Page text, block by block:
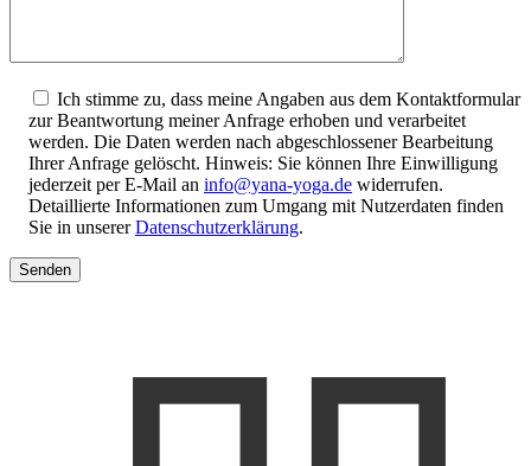
Ich stimme zu, dass meine Angaben aus dem Kontaktformular
zur Beantwortung meiner Anfrage erhoben und verarbeitet
werden. Die Daten werden nach abgeschlossener Bearbeitung
Ihrer Anfrage gelöscht. Hinweis: Sie können Ihre Einwilligung
jederzeit per E-Mail an info@yana-yoga.de widerrufen.
Detaillierte Informationen zum Umgang mit Nutzerdaten finden
Sie in unsererDatenschutzerklärung.